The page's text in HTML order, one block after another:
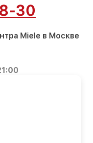
30
Miele в Москве